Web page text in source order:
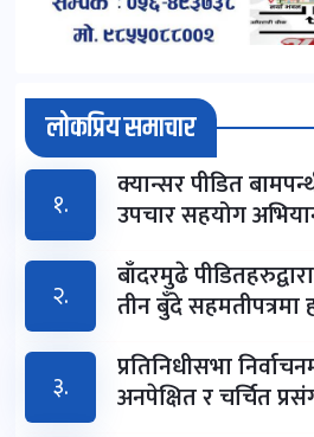
लोकप्रिय समाचार
१. क्यान्सर पीडित
उपचार सहयोग
२.
बाँदरमुढे
तीन बुँदे सहमतीपत्रमा
३.
प्रतिनिधीसभा
अनपेक्षित र चर्चित